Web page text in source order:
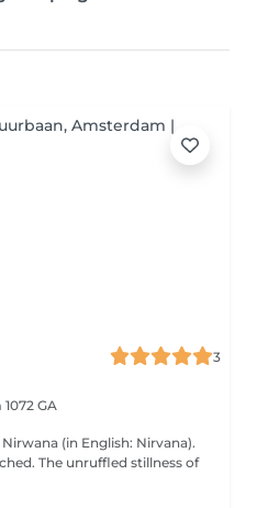
3
GA
The unruffled stillness of